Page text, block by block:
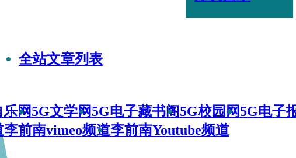
全站文章列表
网5G文学网5G电子藏书阁5G校园网5G电子
李前南vimeo频道李前南Youtube频道